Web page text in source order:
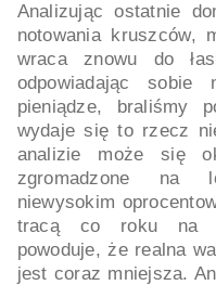
Analizując ostatnie
notowania kruszców,
wraca znowu do
odpowiadając sobie
pieniądze, braliśmy
wydaje się to rzecz
analizie może się
zgromadzone na
niewysokim
tracą co roku na
powoduje, że realna
jest coraz mniejsza.